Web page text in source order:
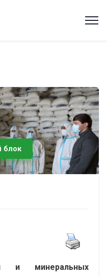
блок
и минеральных